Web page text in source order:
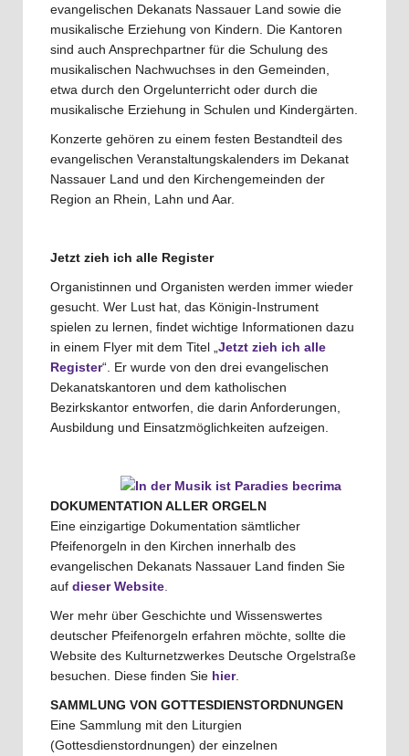
evangelischen Dekanats Nassauer Land sowie die
musikalische Erziehung von Kindern. Die Kantoren
sind auch Ansprechpartner für die Schulung des
musikalischen Nachwuchses in den Gemeinden,
etwa durch den Orgelunterricht oder durch die
musikalische Erziehung in Schulen und Kindergärten.
Konzerte gehören zu einem festen Bestandteil des
evangelischen Veranstaltungskalenders im Dekanat
Nassauer Land und den Kirchengemeinden der
Region an Rhein, Lahn und Aar.
Jetzt zieh ich alle Register
Organistinnen und Organisten werden immer wieder
gesucht. Wer Lust hat, das Königin-Instrument
spielen zu lernen, findet wichtige Informationen dazu
in einem Flyer mit dem Titel „ Jetzt zieh ich alle
Register“. Er wurde von den drei evangelischen
Dekanatskantoren und dem katholischen
Bezirkskantor entworfen, die darin Anforderungen,
Ausbildung und Einsatzmöglichkeiten aufzeigen.
DOKUMENTATION ALLER ORGELN
Eine einzigartige Dokumentation sämtlicher
Pfeifenorgeln in den Kirchen innerhalb des
evangelischen Dekanats Nassauer Land finden Sie
auf dieser Website
Wer mehr über Geschichte und Wissenswertes
deutscher Pfeifenorgeln erfahren möchte, sollte die
Website des Kulturnetzwerkes Deutsche Orgelstraße
besuchen. Diese finden Sie hier.
SAMMLUNG VON GOTTESDIENSTORDNUNGEN
Eine Sammlung mit den Liturgien
(Gottesdienstordnungen) der einzelnen